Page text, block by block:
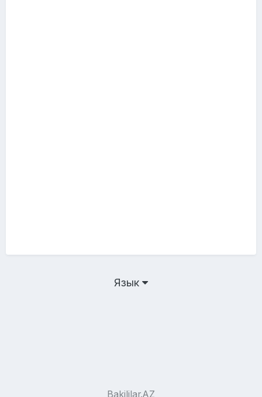
Язык
Bakililar.AZ